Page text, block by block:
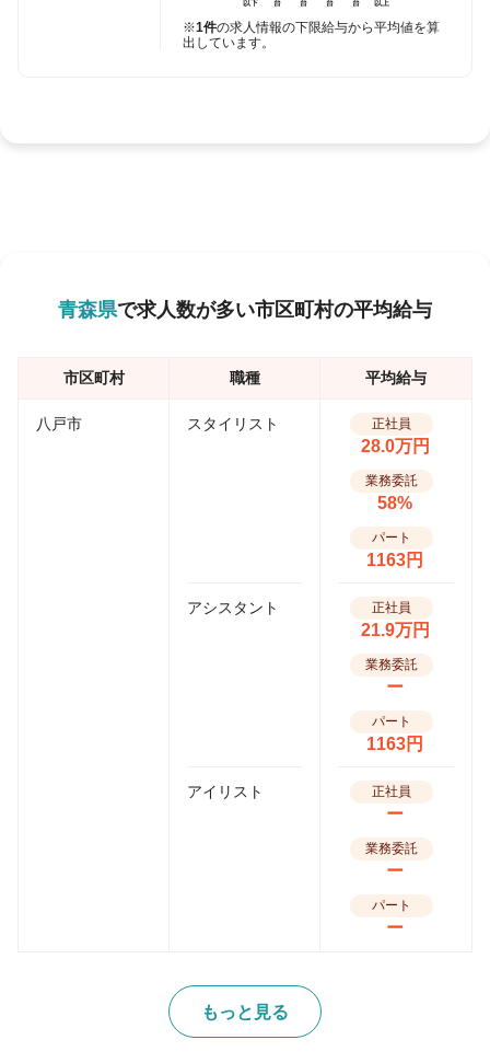
以下 台 台 台 台 以上
※1件の求人情報の下限給与から平均値を算
出しています。
青森県で求人数が多い市区町村の平均給与
市区町村 職種 平均給与
八戸市 スタイリスト 正社員
28.0万円
業務委託
58%
パート
1163円
アシスタント 正社員
21.9万円
業務委託
ー
パート
1163円
アイリスト 正社員
ー
業務委託
ー
パート
ー
もっと見る